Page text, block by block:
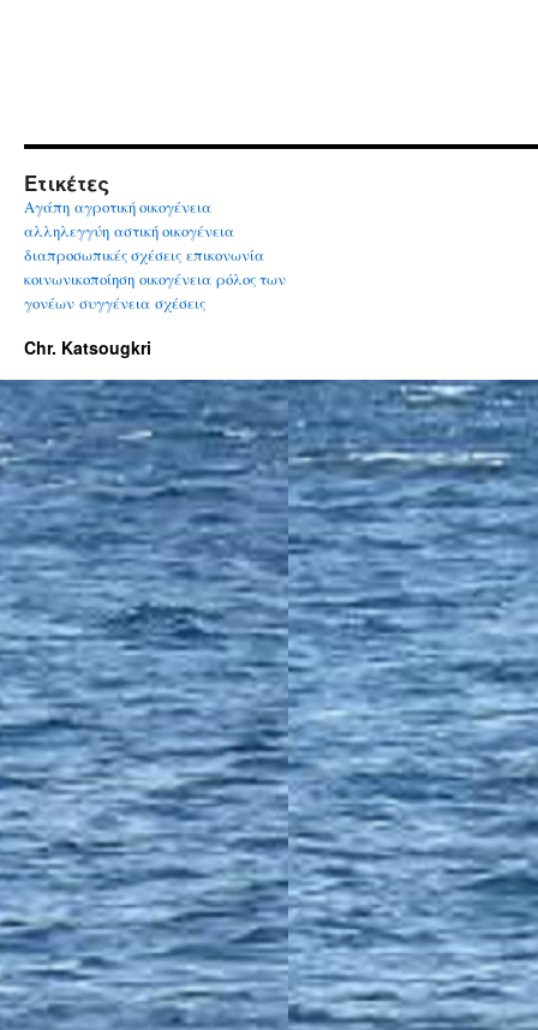
Ετικέτες
Αγάπη αγροτική οικογένεια
αλληλεγγύη αστική οικογένεια
διαπροσωπικές σχέσεις επικονωνία
κοινωνικοποίηση οικογένεια ρόλος των
γονέων συγγένεια σχέσεις
Chr. Katsougkri